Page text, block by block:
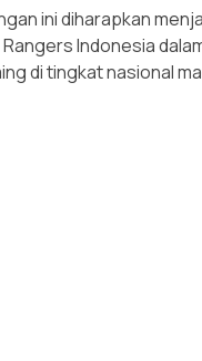
ini diharapkan
Indonesia
di tingkat nasional